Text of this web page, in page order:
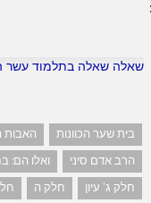
שאלה שאלה בתלמוד עשר
בית שער הכוונות האבות
הרב אדם סיני
ואלו הם:
חלק ג' עיון
חלק ה